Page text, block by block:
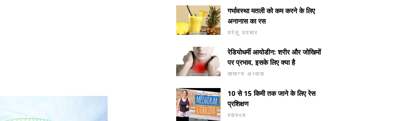
गर्भावस्था मतली को कम करने के लिए
अनानास का रस
घरेलू उपचार
रेडियोधर्मी आयोडीन: शरीर और जोखिमों
पर प्रभाव, इसके लिए क्या है
सामान्य अभ्यास
10 से 15 किमी तक जाने के लिए रेस
प्रशिक्षण
स्वास्थ्य